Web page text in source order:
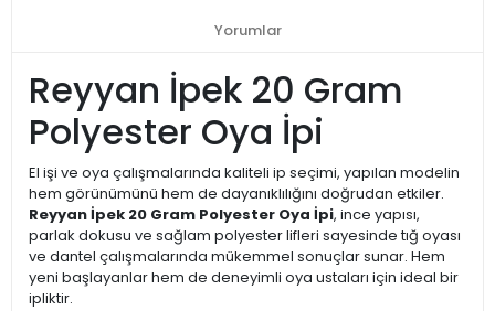
Yorumlar
Reyyan İpek 20 Gram
Polyester Oya İpi
El işi ve oya çalışmalarında kaliteli ip seçimi, yapılan modelin
hem görünümünü hem de dayanıklılığını doğrudan etkiler.
Reyyan İpek 20 Gram Polyester Oya İpi, ince yapısı,
parlak dokusu ve sağlam polyester lifleri sayesinde tığ oyası
ve dantel çalışmalarında mükemmel sonuçlar sunar. Hem
yeni başlayanlar hem de deneyimli oya ustaları için ideal bir
ipliktir.